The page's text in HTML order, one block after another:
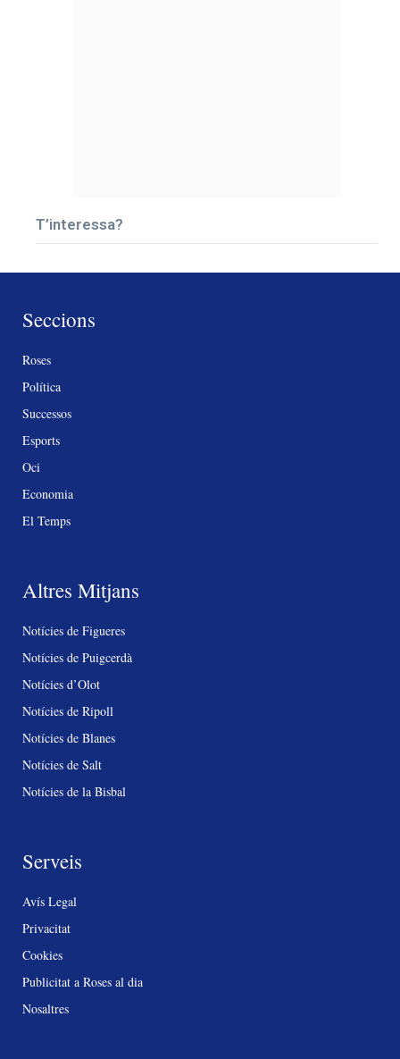
T’interessa?
Seccions
Roses
Política
Successos
Esports
Oci
Economia
El Temps
Altres Mitjans
Notícies de Figueres
Notícies de Puigcerdà
Notícies d’Olot
Notícies de Ripoll
Notícies de Blanes
Notícies de Salt
Notícies de la Bisbal
Serveis
Avís Legal
Privacitat
Cookies
Publicitat a Roses al dia
Nosaltres